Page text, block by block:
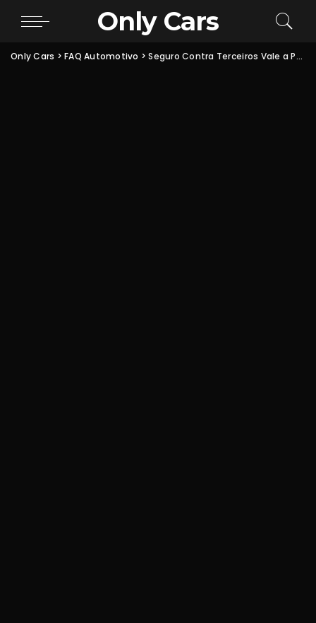
Only Cars
Only Cars >FAQ Automotivo >Seguro Contra Terceiros Vale a Pena? Veja Quando Contratar e Quanto Colocar de Cobertura